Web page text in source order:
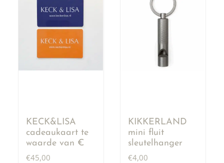
KECK&LISA
cadeaukaart te
waarde van €
50,00
€45,00
KIKKERLAND
mini fluit
sleutelhanger
€4,00